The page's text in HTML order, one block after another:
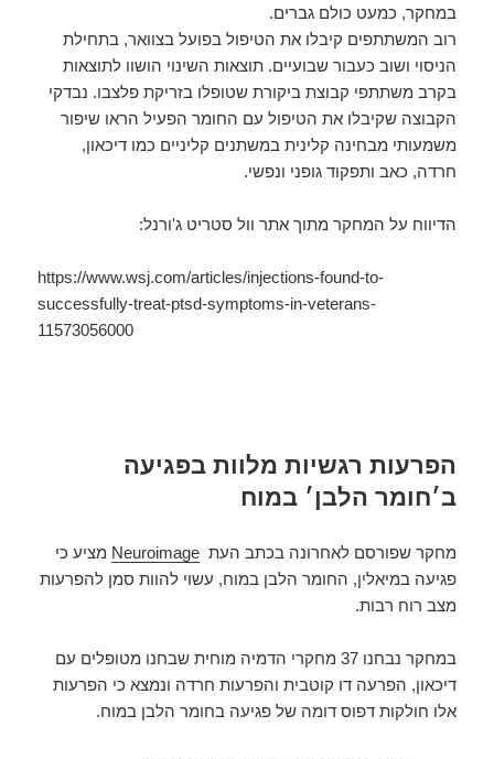
במחקר, כמעט כולם גברים.
רוב המשתתפים קיבלו את הטיפול בפועל בצוואר, בתחילת
הניסוי ושוב כעבור שבועיים. תוצאות השינוי הושוו לתוצאות
בקרב משתתפי קבוצת ביקורת שטופלו בזריקת פלצבו. נבדקי
הקבוצה שקיבלו את הטיפול עם החומר הפעיל הראו שיפור
משמעותי מבחינה קלינית במשתנים קליניים כמו דיכאון,
חרדה, כאב ותפקוד גופני ונפשי.
הדיווח על המחקר מתוך אתר וול סטריט ג'ורנל:
https://www.wsj.com/articles/injections-found-to-
successfully-treat-ptsd-symptoms-in-veterans-
11573056000
הפרעות רגשיות מלוות בפגיעה
ב׳חומר הלבן׳ במוח
מחקר שפורסם לאחרונה בכתב העת Neuroimage מציע כי
פגיעה במיאלין, החומר הלבן במוח, עשוי להוות סמן להפרעות
מצב רוח רבות.
במחקר נבחנו 37 מחקרי הדמיה מוחית שבחנו מטופלים עם
דיכאון, הפרעה דו קוטבית והפרעות חרדה ונמצא כי הפרעות
אלו חולקות דפוס דומה של פגיעה בחומר הלבן במוח.